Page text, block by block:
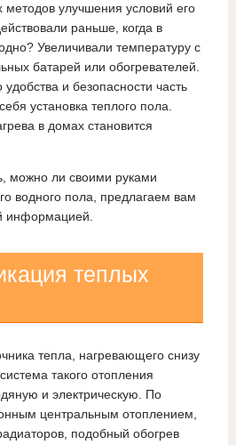
методов улучшения условий его
раньше, когда в
Увеличивали температуру с
батарей или обогревателей.
и безопасности часть
установка теплого пола.
в домах становится
можно ли своими руками
водного пола, предлагаем вам
информацией.
теплых
тепла, нагревающего снизу
такого отопления
и электрическую. По
центральным отоплением,
подобный обогрев